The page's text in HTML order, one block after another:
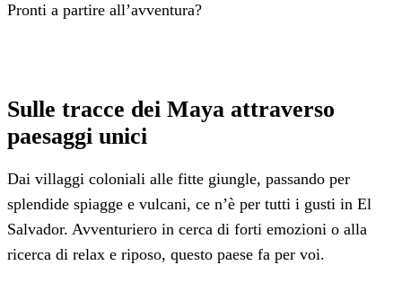
Pronti a partire all’avventura?
Sulle tracce dei Maya attraverso
paesaggi unici
Dai villaggi coloniali alle fitte giungle, passando per
splendide spiagge e vulcani, ce n’è per tutti i gusti in El
Salvador. Avventuriero in cerca di forti emozioni o alla
ricerca di relax e riposo, questo paese fa per voi.